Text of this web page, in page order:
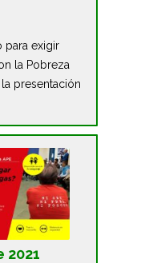
para exigir
la Pobreza
presentación
2021